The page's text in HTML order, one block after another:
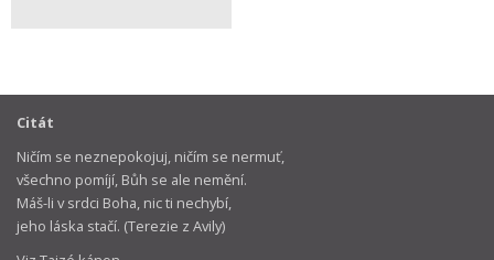
Citát
Ničím se neznepokojuj, ničím se nermuť,
všechno pomíjí, Bůh se ale nemění.
Máš-li v srdci Boha, nic ti nechybí,
jeho láska stačí. (Terezie z Avily)